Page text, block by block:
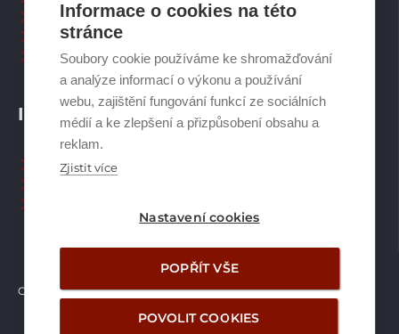
Informace o cookies na této
stránce
Soubory cookie používáme ke shromažďování
a analýze informací o výkonu a používání
webu, zajištění fungování funkcí ze sociálních
médií a ke zlepšení a přizpůsobení obsahu a
reklam.
Zjistit více
Nastavení cookies
POPŘÍT VŠE
POVOLIT COOKIES
INFORMACE
Naši pracovníci CZ
Spalinové systémy
Plynové kotle
Ostatní příslušenství
Copyright © Brilon a.s. 2026